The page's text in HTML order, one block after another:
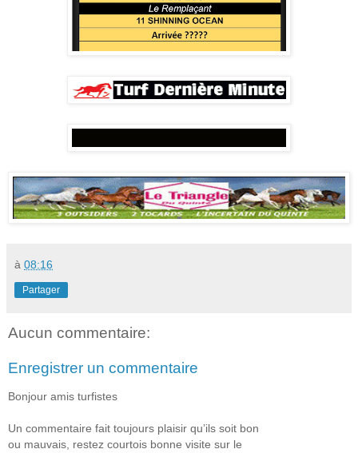
à 08:16
Partager
Aucun commentaire:
Enregistrer un commentaire
Bonjour amis turfistes
Un commentaire fait toujours plaisir qu’ils soit bon
ou mauvais, restez courtois bonne visite sur le